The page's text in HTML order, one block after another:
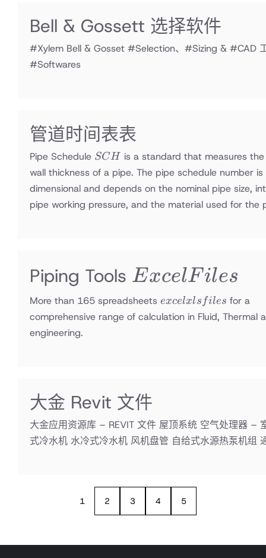
Bell & Gossett 选择软件
#Xylem Bell & Gosset #Selection、#Sizing & #CAD
#Softwares
管道时间表表
Pipe Schedule SCH
SCH is a standard that measures the
wall thickness of a pipe. The pipe schedule number
dimensional and depends on the nominal pipe size,
pipe working pressure, and the material used for the
Piping Tools Excel
Files
ExcelF iles
More than 165 spreadsheets excel
xls
excelxls files for a
comprehensive range of calculation in Fluid, Thermal
engineering.
大金 Revit 文件
大金应用资源库 – REVIT 文件 屋顶系统 空气处理器 –
式冷水机 水冷式冷水机 风机盘管 自给式水源热泵机组
1 2 3 4 5